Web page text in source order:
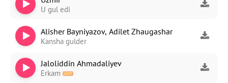
U gul edi
Alisher Bayniyazov, Adilet Zhaugashar
Kansha gulder
Jaloliddin Ahmadaliyev
Erkam